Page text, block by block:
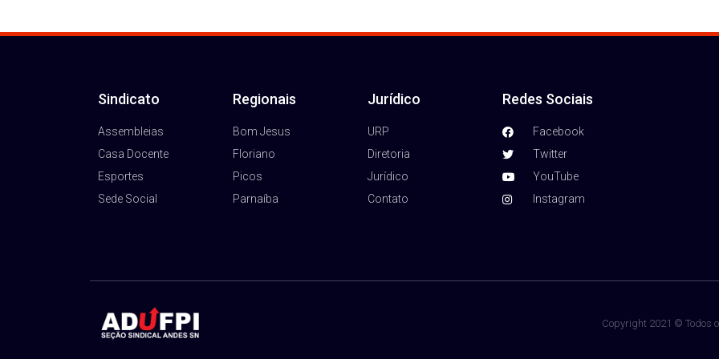
Sindicato
Assembleias
Casa Docente
Esportes
Sede Social
Regionais
Bom Jesus
Floriano
Picos
Parnaíba
Jurídico
URP
Diretoria
Jurídico
Contato
Redes Sociais
Facebook
Twitter
YouTube
Instagram
Copyright 2021 © Todos